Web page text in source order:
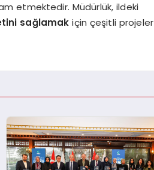
etmektedir. Müdürlük, ildeki
sağlamak için çeşitli projeler